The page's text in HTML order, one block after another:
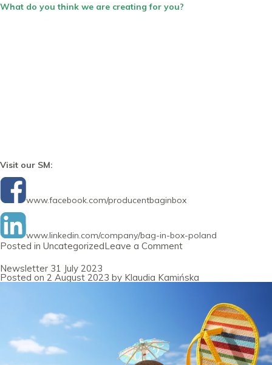
What do you think we are creating for you?
Visit our SM:
www.facebook.com/producentbaginbox
www.linkedin.com/company/bag-in-box-poland
Posted in UncategorizedLeave a Commenton
August
2023
Newsletter 31 July 2023
Posted on 2 August 2023 by Klaudia Kamińska